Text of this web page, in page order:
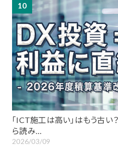
10
「ICT施工は高い」はもう古
ら読み…
2026/03/09